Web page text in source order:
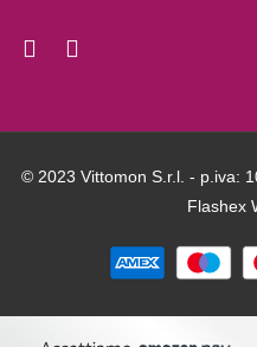
© 2023 Vittomon S.r.l. - p.iva:
Flashex